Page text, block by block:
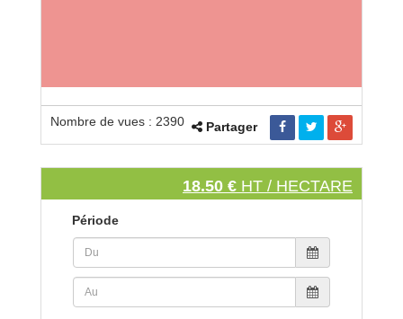
Nombre de vues : 2390 Partager
18.50 € HT / HECTARE
Période